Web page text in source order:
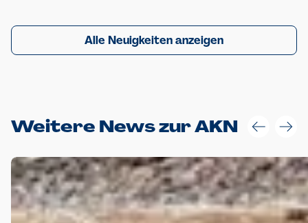
Alle Neuigkeiten anzeigen
Weitere News zur AKN